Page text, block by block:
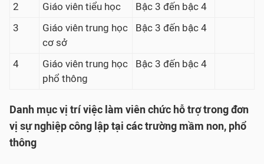
2
Giáo viên tiểu học
Bậc 3 đến bậc 4
3
Giáo viên trung học
cơ sở
Bậc 3 đến bậc 4
4
Giáo viên trung học
phổ thông
Bậc 3 đến bậc 4
Danh mục vị trí việc làm viên chức hỗ trợ trong đơn
vị sự nghiệp công lập tại các trường mầm non, phổ
thông